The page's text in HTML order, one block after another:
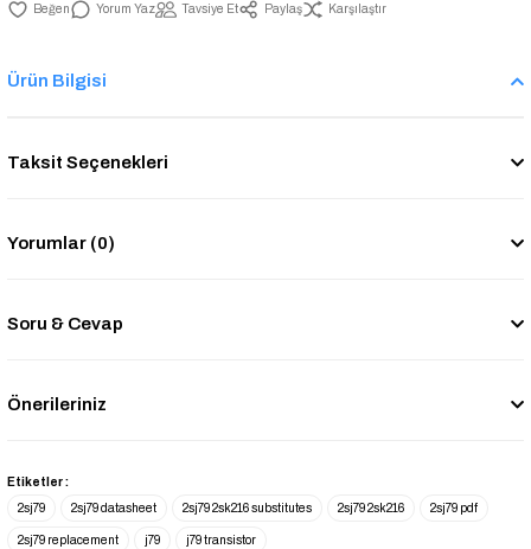
Yorum Yaz Tavsiye Et Paylaş Karşılaştır
Ürün Bilgisi
Taksit Seçenekleri
Yorumlar (0)
Soru & Cevap
Önerileriniz
Etiketler :
2sj79
2sj79 datasheet 2sj79 2sk216 substitutes 2sj79 2sk216 2sj79 pdf
2sj79 replacement j79 j79 transistor